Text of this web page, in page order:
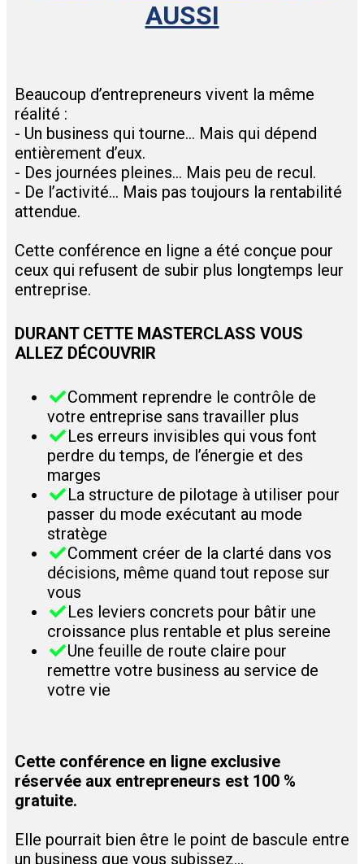
AUSSI
Beaucoup d’entrepreneurs vivent la même
réalité :
- Un business qui tourne… Mais qui dépend
entièrement d’eux.
- Des journées pleines… Mais peu de recul.
- De l’activité… Mais pas toujours la rentabilité
attendue.
Cette conférence en ligne a été conçue pour
ceux qui refusent de subir plus longtemps leur
entreprise.
DURANT CETTE MASTERCLASS VOUS
ALLEZ DÉCOUVRIR
Comment reprendre le contrôle de
votre entreprise sans travailler plus
Les erreurs invisibles qui vous font
perdre du temps, de l’énergie et des
marges
​La structure de pilotage à utiliser pour
passer du mode exécutant au mode
stratège
​Comment créer de la clarté dans vos
décisions, même quand tout repose sur
vous
​Les leviers concrets pour bâtir une
croissance plus rentable et plus sereine
Une feuille de route claire pour
remettre votre business au service de
votre vie
Cette conférence en ligne exclusive
réservée aux entrepreneurs est 100 %
gratuite.
Elle pourrait bien être le point de bascule entre
un business que vous subissez…